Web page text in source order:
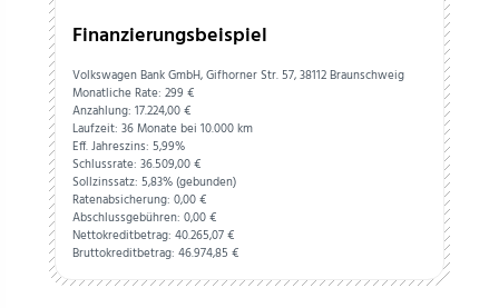
Finanzierungsbeispiel
Volkswagen Bank GmbH, Gifhorner Str. 57, 38112 Braunschweig
Monatliche Rate: 299 €
Anzahlung: 17.224,00€
Laufzeit: 36 Monate bei 10.000 km
Eff. Jahreszins: 5,99%
Schlussrate: 36.509,00€
Sollzinssatz: 5,83% (gebunden)
Ratenabsicherung: 0,00€
Abschlussgebühren: 0,00€
Nettokreditbetrag: 40.265,07€
Bruttokreditbetrag: 46.974,85 €